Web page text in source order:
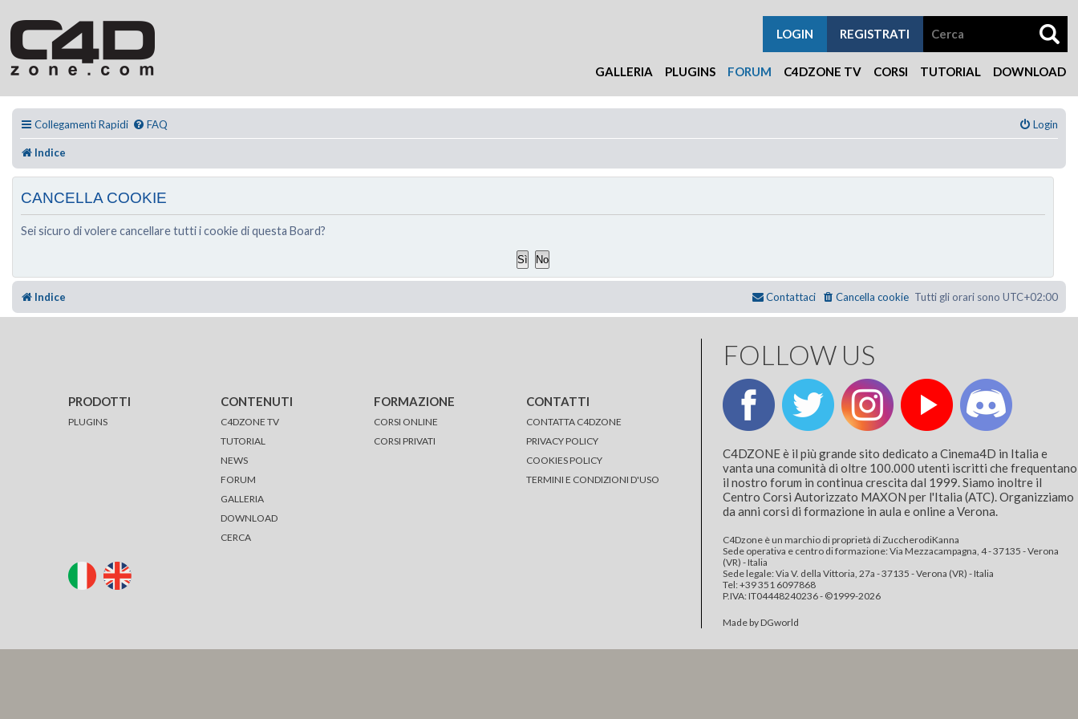
GALLERIA PLUGINS FORUM C4DZONE TV CORSI TUTORIAL DOWNLOAD
REGISTRATI
LOGIN
Collegamenti Rapidi FAQ Login
Indice
CANCELLA COOKIE
Sei sicuro di volere cancellare tutti i cookie di questa Board?
Indice Tutti gli orari sono UTC+02:00
Cancella cookie
Contattaci
PRODOTTI
PLUGINS
CONTENUTI
C4DZONE TV
TUTORIAL
NEWS
FORUM
GALLERIA
DOWNLOAD
CERCA
FORMAZIONE
CORSI ONLINE
CORSI PRIVATI
CONTATTI
CONTATTA C4DZONE
PRIVACY POLICY
COOKIES POLICY
TERMINI E CONDIZIONI D'USO
FOLLOW US
C4DZONE è il più grande sito dedicato a Cinema4D in Italia e
vanta una comunità di oltre 100.000 utenti iscritti che frequentano
il nostro forum in continua crescita dal 1999. Siamo inoltre il
Centro Corsi Autorizzato MAXON per l'Italia (ATC). Organizziamo
da anni corsi di formazione in aula e online a Verona.
C4Dzone è un marchio di proprietà di ZuccherodiKanna
Sede operativa e centro di formazione: Via Mezzacampagna, 4 - 37135 - Verona
(VR) - Italia
Sede legale: Via V. della Vittoria, 27a - 37135 - Verona (VR) - Italia
Tel: +39 351 6097868‬
P.IVA: IT04448240236 - ©1999-2026
Made by DGworld